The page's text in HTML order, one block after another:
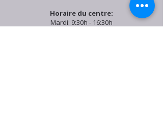
Horaire du centre:
Mardi: 9:30h - 16:30h